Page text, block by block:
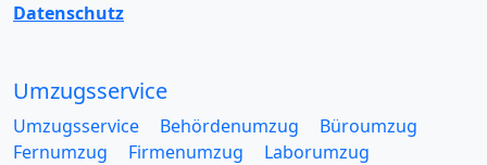
Datenschutz
Umzugsservice
Umzugsservice Behördenumzug
Büroumzug
Fernumzug
Firmenumzug
Laborumzug